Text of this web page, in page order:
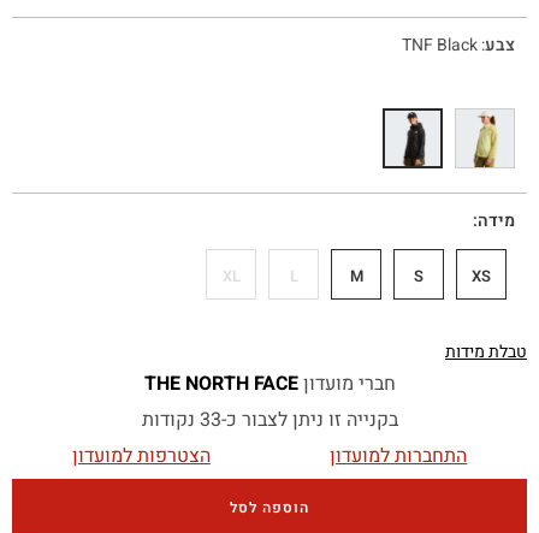
צבע:
TNF Black
מידה
XS
S
M
L
XL
טבלת מידות
חברי מועדוןTHE NORTH FACE
בקנייה זו ניתן לצבור כ-33 נקודות
התחברות למועדון
הצטרפות למועדון
הוספה לסל